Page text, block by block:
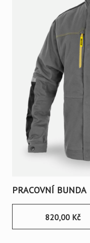
PRACOVNÍ BUNDA
820,00 Kč